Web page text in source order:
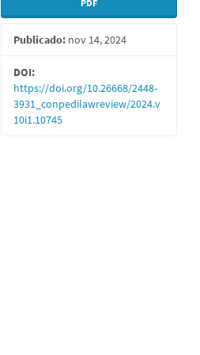
lateral
de
artigos
PDF
Publicado: nov 14, 2024
DOI:
https://doi.org/10.26668/2448-
3931_conpedilawreview/2024.v
10i1.10745